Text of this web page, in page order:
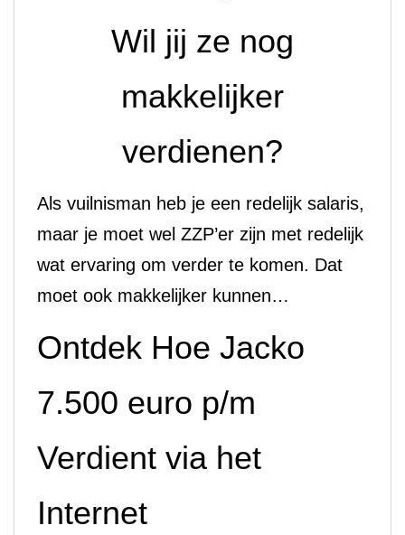
Wil jij ze nog
makkelijker
verdienen?
Als vuilnisman heb je een redelijk salaris,
maar je moet wel ZZP’er zijn met redelijk
wat ervaring om verder te komen. Dat
moet ook makkelijker kunnen…
Ontdek Hoe Jacko
7.500 euro p/m
Verdient via het
Internet